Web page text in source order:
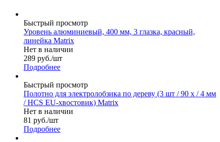
Быстрый просмотр
Уровень алюминиевый, 400 мм, 3 глазка, красный,
линейка Matrix
Нет в наличии
289 руб./шт
Подробнее
Быстрый просмотр
Полотно для электролобзика по дереву (3 шт / 90 х / 4 мм
/ HCS EU-хвостовик) Matrix
Нет в наличии
81 руб./шт
Подробнее